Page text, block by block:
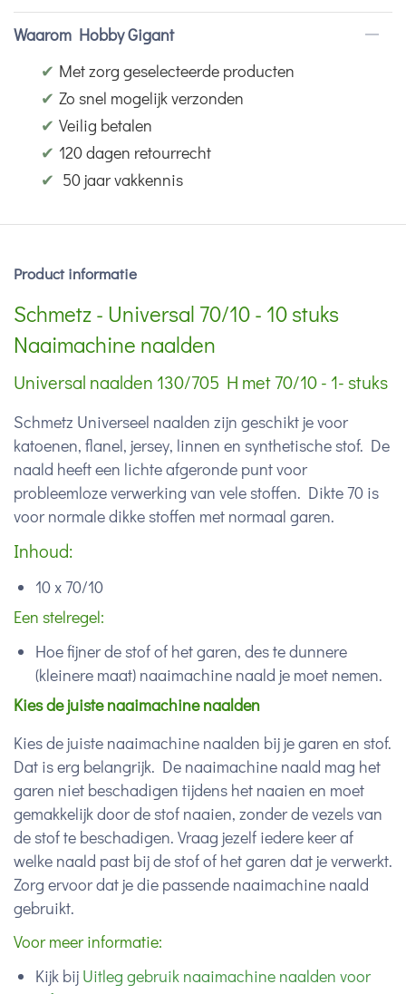
Waarom Hobby Gigant
✔ Met zorg geselecteerde producten
✔ Zo snel mogelijk verzonden
✔ Veilig betalen
✔ 120 dagen retourrecht
✔ 50 jaar vakkennis
Product informatie
Schmetz - Universal 70/10 - 10 stuks
Naaimachine naalden
Universal naalden 130/705 H met 70/10 - 1- stuks
Schmetz Universeel naalden zijn geschikt je voor
katoenen, flanel, jersey, linnen en synthetische stof. De
naald heeft een lichte afgeronde punt voor
probleemloze verwerking van vele stoffen. Dikte 70 is
voor normale dikke stoffen met normaal garen.
Inhoud:
10 x 70/10
Een stelregel:
Hoe fijner de stof of het garen, des te dunnere
(kleinere maat) naaimachine naald je moet nemen.
Kies de juiste naaimachine naalden
Kies de juiste naaimachine naalden bij je garen en stof.
Dat is erg belangrijk. De naaimachine naald mag het
garen niet beschadigen tijdens het naaien en moet
gemakkelijk door de stof naaien, zonder de vezels van
de stof te beschadigen. Vraag jezelf iedere keer af
welke naald past bij de stof of het garen dat je verwerkt.
Zorg ervoor dat je die passende naaimachine naald
gebruikt.
Voor meer informatie:
Kijk bij Uitleg gebruik naaimachine naalden voor